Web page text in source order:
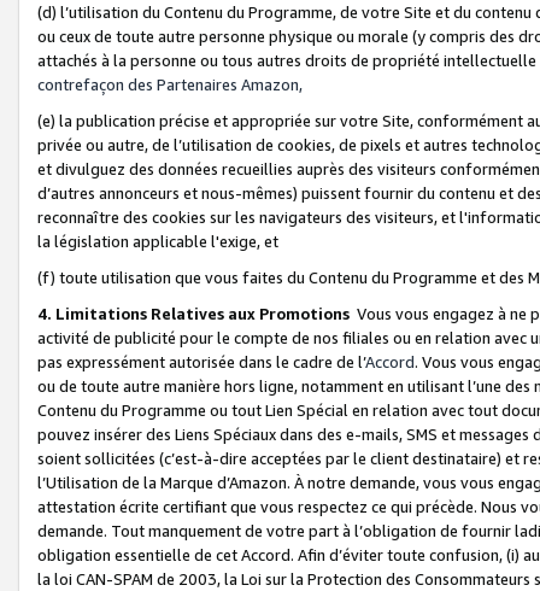
(d) l’utilisation du Contenu du Programme, de votre Site et du
ou ceux de toute autre personne physique ou morale (y compris des
attachés à la personne ou tous autres droits de propriété
contrefaçon des Partenaires Amazon,
(e) la publication précise et appropriée sur votre Site, conformément
privée ou autre, de l’utilisation de cookies, de pixels et autres
et divulguez des données recueillies auprès des visiteurs
d’autres annonceurs et nous-mêmes) puissent fournir du contenu et
reconnaître des cookies sur les navigateurs des visiteurs, et
la législation applicable l'exige, et
(f) toute utilisation que vous faites du Contenu du Programme et des
4. Limitations Relatives aux Promotions Vous vous engagez à ne
activité de publicité pour le compte de nos filiales ou en relation avec
pas expressément autorisée dans le cadre de l’Accord. Vous vous
ou de toute autre manière hors ligne, notamment en utilisant l’une
Contenu du Programme ou tout Lien Spécial en relation avec tout
pouvez insérer des Liens Spéciaux dans des e-mails, SMS et
soient sollicitées (c’est-à-dire acceptées par le client destinataire) et
l’Utilisation de la Marque d’Amazon. À notre demande, vous vous
attestation écrite certifiant que vous respectez ce qui précède. Nous
demande. Tout manquement de votre part à l’obligation de fournir
obligation essentielle de cet Accord. Afin d’éviter toute confusion, (i)
la loi CAN-SPAM de 2003, la Loi sur la Protection des